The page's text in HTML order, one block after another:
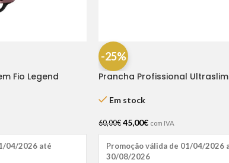
Fio Legend
04/2026 até
-25%
Prancha Profissional
Em stock
60,00€ 45,00€ com IVA
Promoção válida de 01/04/2026
30/08/2026